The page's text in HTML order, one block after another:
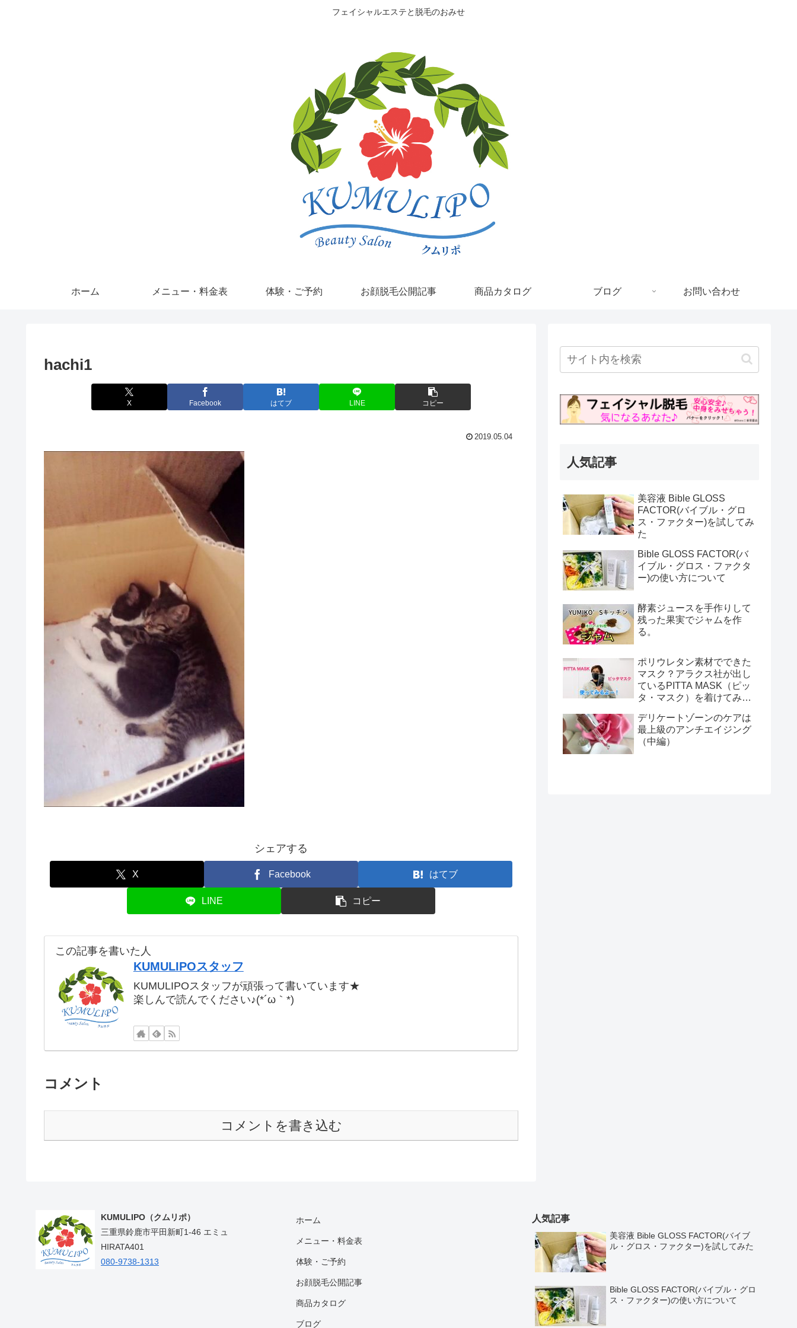
フェイシャルエステと脱毛のおみせ
ホーム メニュー・料金表 体験・ご予約 お顔脱毛公開記事 商品カタログ ブログ お問い合わせ
hachi1
X Facebook はてブ LINE コピー
2019.05.04
シェアする
X Facebook はてブ
LINE コピー
この記事を書いた人
KUMULIPOスタッフ
KUMULIPOスタッフが頑張って書いています★
楽しんで読んでください♪(*´ω｀*)
コメント
コメントを書き込む
人気記事
美容液 Bible GLOSS
FACTOR(バイブル・グロ
ス・ファクター)を試してみ
た
Bible GLOSS FACTOR(バ
イブル・グロス・ファクタ
ー)の使い方について
酵素ジュースを手作りして
残った果実でジャムを作
る。
ポリウレタン素材でできた
マスク？アラクス社が出し
ているPITTA MASK（ピッ
タ・マスク）を着けてみま
デリケートゾーンのケアは
最上級のアンチエイジング
（中編）
KUMULIPO（クムリポ）
三重県鈴鹿市平田新町1-46 エミュ
HIRATA401
080-9738-1313
ホーム
メニュー・料金表
体験・ご予約
お顔脱毛公開記事
商品カタログ
ブログ
人気記事
美容液 Bible GLOSS FACTOR(バイブ
ル・グロス・ファクター)を試してみた
Bible GLOSS FACTOR(バイブル・グロ
ス・ファクター)の使い方について